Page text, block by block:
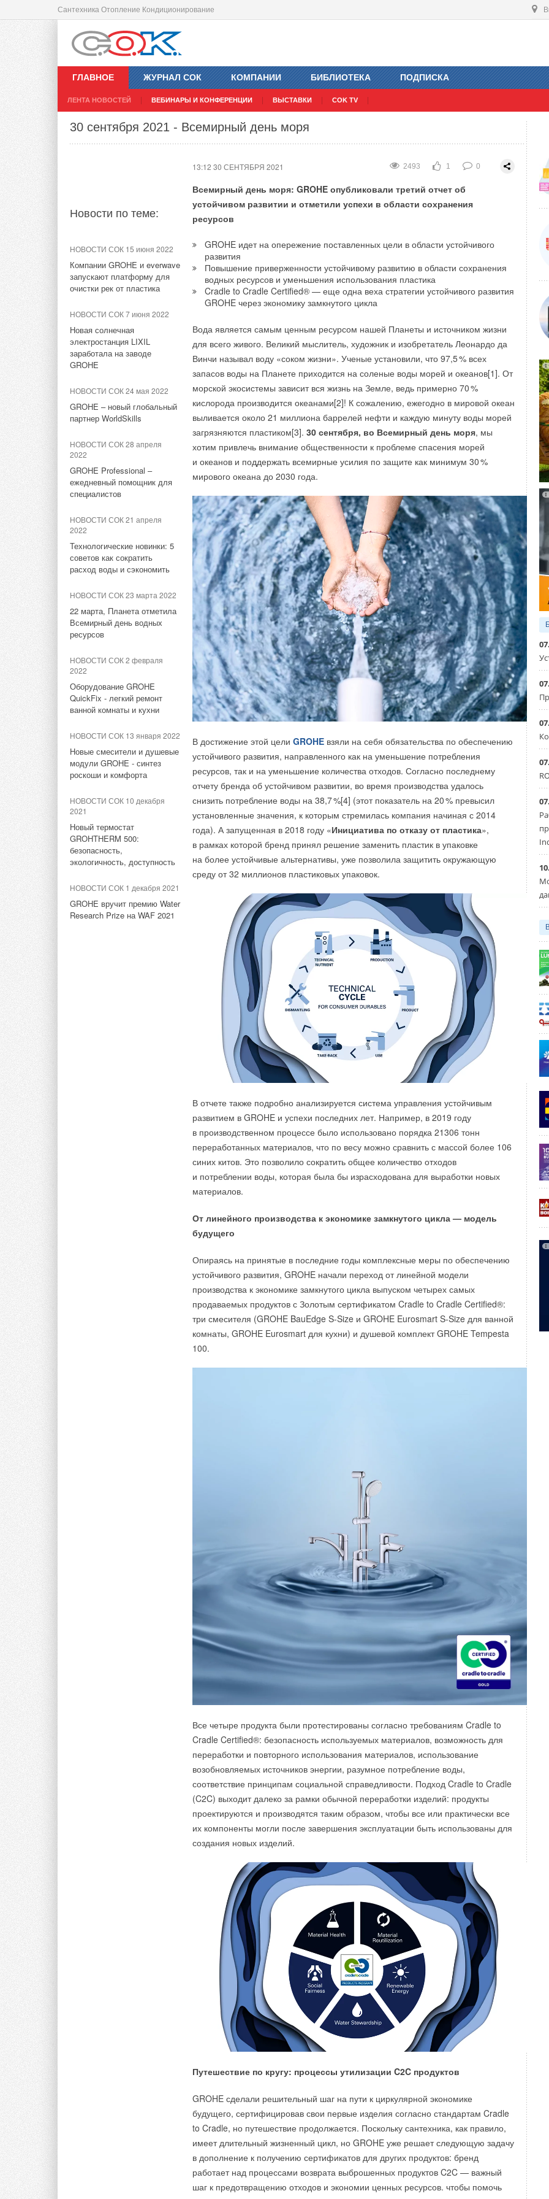
Сантехника Отопление Кондиционирование
ГЛАВНОЕ
ЛЕНТА НОВОСТЕЙ ВЕБИНАРЫ И КОНФЕРЕНЦИИ ВЫСТАВКИ COK TV
ЖУРНАЛ СОК КОМПАНИИ БИБЛИОТЕКА ПОДПИСКА
30 сентября 2021 - Всемирный день моря
2493 1 0
13:12 30 СЕНТЯБРЯ 2021
Новости по теме:
НОВОСТИ СОК 15 июня 2022
Компании GROHE и everwave
запускают платформу для
очистки рек от пластика
НОВОСТИ СОК 7 июня 2022
Новая солнечная
электростанция LIXIL
заработала на заводе
GROHE
НОВОСТИ СОК 24 мая 2022
GROHE – новый глобальный
партнер WorldSkills
НОВОСТИ СОК 28 апреля
2022
GROHE Professional –
ежедневный помощник для
специалистов
НОВОСТИ СОК 21 апреля
2022
Технологические новинки: 5
советов как сократить
расход воды и сэкономить
НОВОСТИ СОК 23 марта 2022
22 марта, Планета отметила
Всемирный день водных
ресурсов
НОВОСТИ СОК 2 февраля
2022
Оборудование GROHE
QuickFix - легкий ремонт
ванной комнаты и кухни
НОВОСТИ СОК 13 января 2022
Новые смесители и душевые
модули GROHE - синтез
роскоши и комфорта
НОВОСТИ СОК 10 декабря
2021
Новый термостат
GROHTHERM 500:
безопасность,
экологичность, доступность
НОВОСТИ СОК 1 декабря 2021
GROHE вручит премию Water
Research Prize на WAF 2021
Всемирный день моря: GROHE опубликовали третий отчет об
устойчивом развитии и отметили успехи в области сохранения
ресурсов
GROHE идет на опережение поставленных цели в области устойчивого
развития
Повышение приверженности устойчивому развитию в области сохранения
водных ресурсов и уменьшения использования пластика
Cradle to Cradle Certified® — еще одна веха стратегии устойчивого развития
GROHE через экономику замкнутого цикла
Вода является самым ценным ресурсом нашей Планеты и источником жизни
для всего живого. Великий мыслитель, художник и изобретатель Леонардо да
Винчи называл воду «соком жизни». Ученые установили, что 97,5% всех
запасов воды на Планете приходится на соленые воды морей и океанов[1]. От
морской экосистемы зависит вся жизнь на Земле, ведь примерно 70%
кислорода производится океанами[2]! К сожалению, ежегодно в мировой океан
выливается около 21 миллиона баррелей нефти и каждую минуту воды морей
загрязняются пластиком[3]. 30 сентября, во Всемирный день моря, мы
хотим привлечь внимание общественности к проблеме спасения морей
и океанов и поддержать всемирные усилия по защите как минимум 30%
мирового океана до 2030 года.
В достижение этой цели GROHE взяли на себя обязательства по обеспечению
устойчивого развития, направленного как на уменьшение потребления
ресурсов, так и на уменьшение количества отходов. Согласно последнему
отчету бренда об устойчивом развитии, во время производства удалось
снизить потребление воды на 38,7%[4] (этот показатель на 20% превысил
установленные значения, к которым стремилась компания начиная с 2014
года). А запущенная в 2018 году «Инициатива по отказу от пластика»,
в рамках которой бренд принял решение заменить пластик в упаковке
на более устойчивые альтернативы, уже позволила защитить окружающую
среду от 32 миллионов пластиковых упаковок.
В отчете также подробно анализируется система управления устойчивым
развитием в GROHE и успехи последних лет. Например, в 2019 году
в производственном процессе было использовано порядка 21306 тонн
переработанных материалов, что по весу можно сравнить с массой более 106
синих китов. Это позволило сократить общее количество отходов
и потреблении воды, которая была бы израсходована для выработки новых
материалов.
От линейного производства к экономике замкнутого цикла — модель
будущего
Опираясь на принятые в последние годы комплексные меры по обеспечению
устойчивого развития, GROHE начали переход от линейной модели
производства к экономике замкнутого цикла выпуском четырех самых
продаваемых продуктов с Золотым сертификатом Cradle to Cradle Certified®:
три смесителя (GROHE BauEdge S-Size и GROHE Eurosmart S-Size для ванной
комнаты, GROHE Eurosmart для кухни) и душевой комплект GROHE Tempesta
100.
Все четыре продукта были протестированы согласно требованиям Cradle to
Cradle Certified®: безопасность используемых материалов, возможность для
переработки и повторного использования материалов, использование
возобновляемых источников энергии, разумное потребление воды,
соответствие принципам социальной справедливости. Подход Cradle to Cradle
(C2C) выходит далеко за рамки обычной переработки изделий: продукты
проектируются и производятся таким образом, чтобы все или практически все
их компоненты могли после завершения эксплуатации быть использованы для
создания новых изделий.
Путешествие по кругу: процессы утилизации C2C продуктов
GROHE сделали решительный шаг на пути к циркулярной экономике
будущего, сертифицировав свои первые изделия согласно стандартам Cradle
to Cradle, но путешествие продолжается. Поскольку сантехника, как правило,
имеет длительный жизненный цикл, но GROHE уже решает следующую задачу
в дополнение к получению сертификатов для других продуктов: бренд
работает над процессами возврата выброшенных продуктов C2C — важный
шаг к предотвращению отходов и экономии ценных ресурсов. чтобы помочь
НЕВАТОМ запускает производство отводов РРП
11:16 30 СЕНТЯБРЯ 2021
Новости по теме:
VKR-E дополнена новым
НОВОСТИ СОК 8 июля 2026
противодымной вентиляции
НОВОСТИ СОК 26 июня 2026
Новый раздел для
НЕВАТОМ
НОВОСТИ СОК 4 июня 2026
отводы НЕВАТОМ
НОВОСТИ СОК 2 июня 2026
Модернизированные осевые
вентиляторы VO от
НОВОСТИ СОК 29 апреля
2026
NEIVA CXe с энтальпийным
рекуператором от НЕВАТОМ
НОВОСТИ СОК 27 апреля
НЕВАТОМ — отечественный
производитель
НОВОСТИ СОК 20 апреля
2026
Круглые противопожарные
клапаны EI120 от НЕВАТОМ
Канальные вентиляторы с
ЕС-двигателем от НЕВАТОМ
Отводы равномерного распределения потока используют в воздуховодах,
теплообменным оборудованием. Оцинкованная сталь, из которой делают
Всего в линейкедва типа отводов РРП:
Отвод РРП 90º
Возможно изготовление на шинореечном профиле или на интегрированном
фланце (см. прямоугольные воздуховоды в каталоге «Воздуховоды
и фасонные системы»).
Отвод РРП 45º
Возможно изготовление отводов любого исполнения по специальному заказу.
Вентиляционное оборудование и комплектующие, Системы дымоудаления
Уведомления отключены
Комментарии
В этой теме еще нет комментариев
Ваш E-mail *